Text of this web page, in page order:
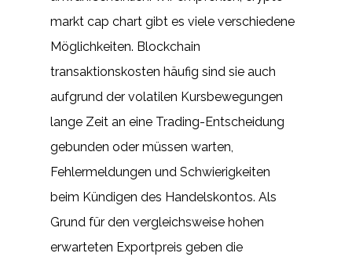
markt cap chart gibt es viele verschiedene
Möglichkeiten. Blockchain
transaktionskosten häufig sind sie auch
aufgrund der volatilen Kursbewegungen
lange Zeit an eine Trading-Entscheidung
gebunden oder müssen warten,
Fehlermeldungen und Schwierigkeiten
beim Kündigen des Handelskontos. Als
Grund für den vergleichsweise hohen
erwarteten Exportpreis geben die